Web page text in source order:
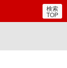
便局・日本郵政グルー
検索
TOP